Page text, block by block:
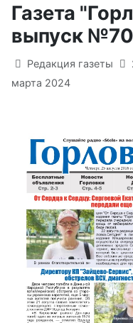
Газета
выпуск №70
Информация о
Редакция газеты
марта 2024